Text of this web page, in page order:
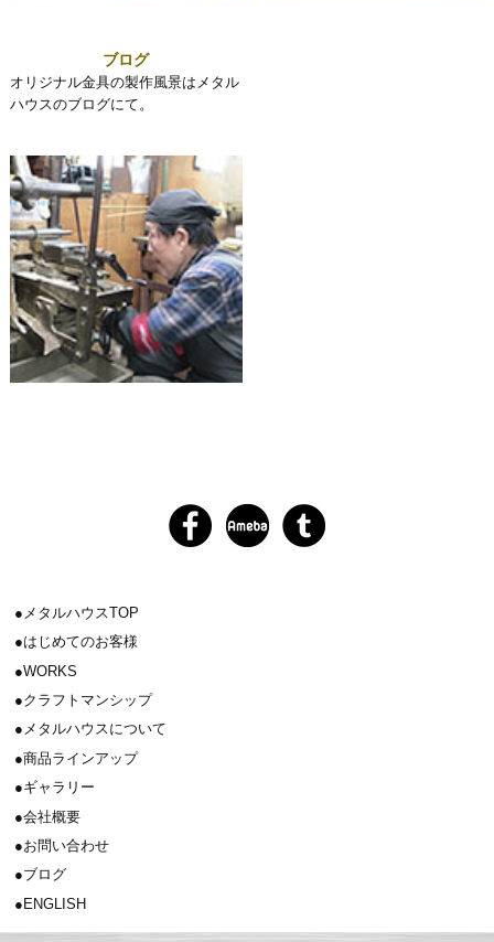
ブログ
オリジナル金具の製作風景はメタル
ハウスのブログにて。
メタルハウスTOP
はじめてのお客様
WORKS
クラフトマンシップ
メタルハウスについて
商品ラインアップ
ギャラリー
会社概要
お問い合わせ
ブログ
ENGLISH